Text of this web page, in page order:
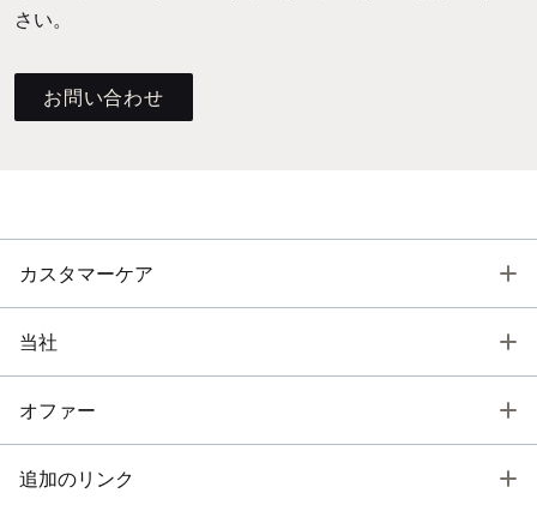
さい。
お問い合わせ
カスタマーケア
当社
オファー
追加のリンク